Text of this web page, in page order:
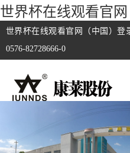
世界杯在线观看官
世界杯在线观看官网（中国）登
0576-82728666-0